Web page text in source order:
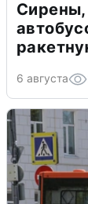
Сирены,
6 августа